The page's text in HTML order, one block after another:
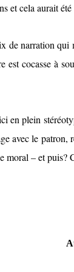
et cela aurait
de narration
est cocasse à
en plein
avec le patron,
moral – et puis?